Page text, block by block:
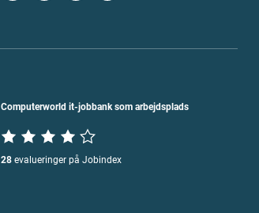
Computerworld it-jobbank som arbejdsplads
28 evalueringer på Jobindex